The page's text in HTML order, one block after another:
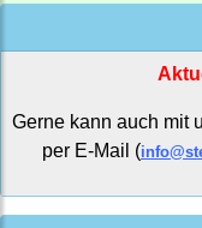
Gerne kann auch mit
per E-Mail (